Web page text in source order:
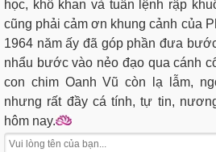
học, khô khan và tuân lệnh rập
cũng phải cảm ơn khung cảnh của
1964 năm ấy đã góp phần đưa
nhẩu bước vào nẻo đạo qua cánh
con chim Oanh Vũ còn lạ lẫm,
nhưng rất đầy cá tính, tự tin,
hôm nay.